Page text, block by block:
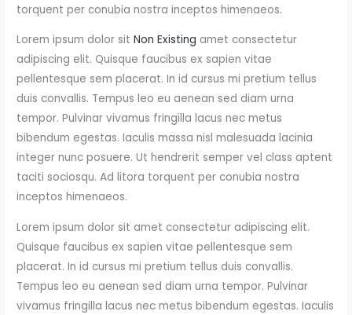
torquent per conubia nostra inceptos himenaeos.
Lorem ipsum dolor sitNon Existing amet consectetur
adipiscing elit. Quisque faucibus ex sapien vitae
pellentesque sem placerat. In id cursus mi pretium tellus
duis convallis. Tempus leo eu aenean sed diam urna
tempor. Pulvinar vivamus fringilla lacus nec metus
bibendum egestas. Iaculis massa nisl malesuada lacinia
integer nunc posuere. Ut hendrerit semper vel class aptent
taciti sociosqu. Ad litora torquent per conubia nostra
inceptos himenaeos.
Lorem ipsum dolor sit amet consectetur adipiscing elit.
Quisque faucibus ex sapien vitae pellentesque sem
placerat. In id cursus mi pretium tellus duis convallis.
Tempus leo eu aenean sed diam urna tempor. Pulvinar
vivamus fringilla lacus nec metus bibendum egestas. Iaculis